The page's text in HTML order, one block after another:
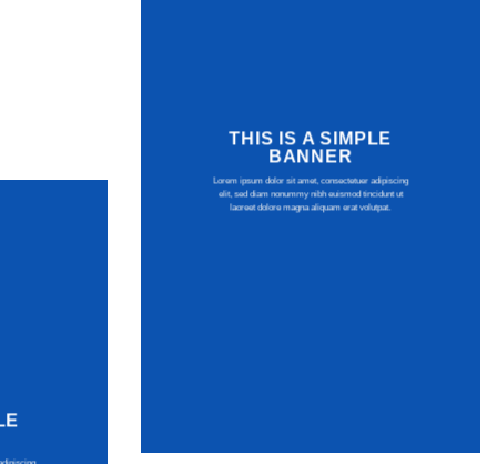
THIS IS A SIMPLE
BANNER
Lorem ipsum dolor sit amet, consectetuer adipiscing
elit, sed diam nonummy nibh euismod tincidunt ut
laoreet dolore magna aliquam erat volutpat.